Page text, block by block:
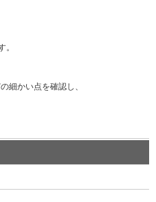
。
細かい点を確認し、